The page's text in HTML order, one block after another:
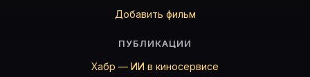
Добавить фильм
ПУБЛИКАЦИИ
Хабр — ИИ в киносервисе